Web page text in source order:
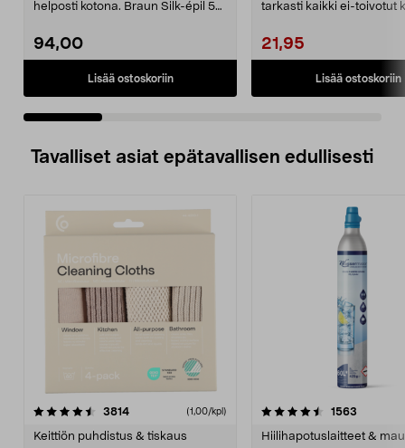
helposti kotona. Braun Silk-épil 5
94,00
Lisää ostoskoriin
tarkasti kaikki ei-toivotut
21,95
Lisää ostoskoriin
Tavalliset asiat epätavallisen edullisesti
3814arvostelut (1,00/kpl)
Keittiön puhdistus & tiskaus
4.5viidestä
1563
Hiilihapotuslaitteet &
4.5viidestä